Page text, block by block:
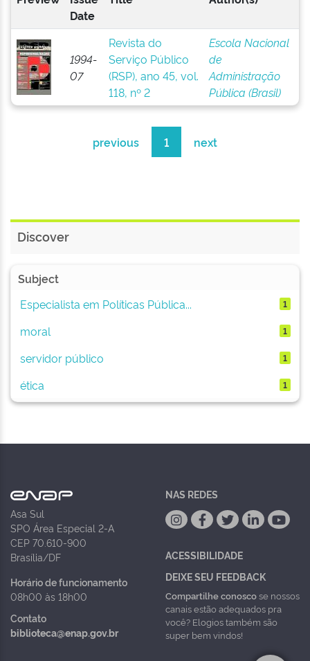
Date
1994-
07
Revista do
Serviço Público
(RSP), ano 45, vol.
118, nº 2
Escola Nacional
de
Administração
Pública (Brasil)
previous 1 next
Discover
Subject
Especialista em Políticas Pública...
1
moral 1
servidor público 1
ética 1
Asa Sul
SPO Área Especial 2-A
CEP 70.610-900
Brasília/DF
Horário de funcionamento
08h00 às 18h00
Contato
biblioteca@enap.gov.br
NAS REDES
ACESSIBILIDADE
DEIXE SEU FEEDBACK
Compartilhe conoscose nossos
canais estão adequados pra
você? Elogios também são
super bem vindos!